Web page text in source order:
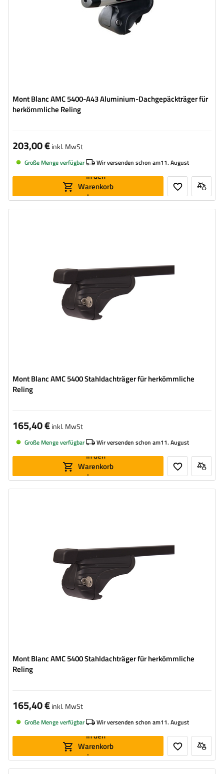
Mont Blanc AMC 5400-A43 Aluminium-Dachgepäckträger für
herkömmliche Reling
203,00 €inkl. MwSt
Große Menge verfügbar Wir versenden schon am11. August
In den
Warenkorb
legen
Mont Blanc AMC 5400 Stahldachträger für herkömmliche
Reling
165,40 €inkl. MwSt
Große Menge verfügbar Wir versenden schon am11. August
In den
Warenkorb
legen
Mont Blanc AMC 5400 Stahldachträger für herkömmliche
Reling
165,40 €inkl. MwSt
Große Menge verfügbar Wir versenden schon am11. August
In den
Warenkorb
legen